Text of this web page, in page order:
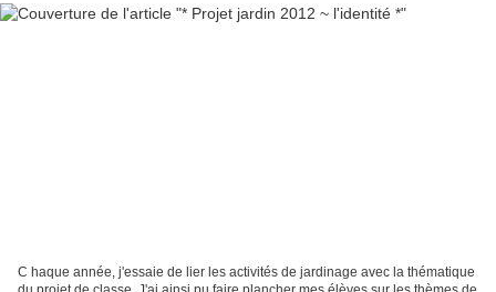
C haque année, j'essaie de lier les activités de jardinage avec la thématique